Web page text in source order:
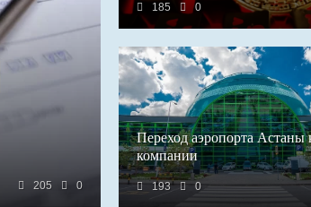
205 0
185 0
Переход аэропорта Астаны
компании
193 0